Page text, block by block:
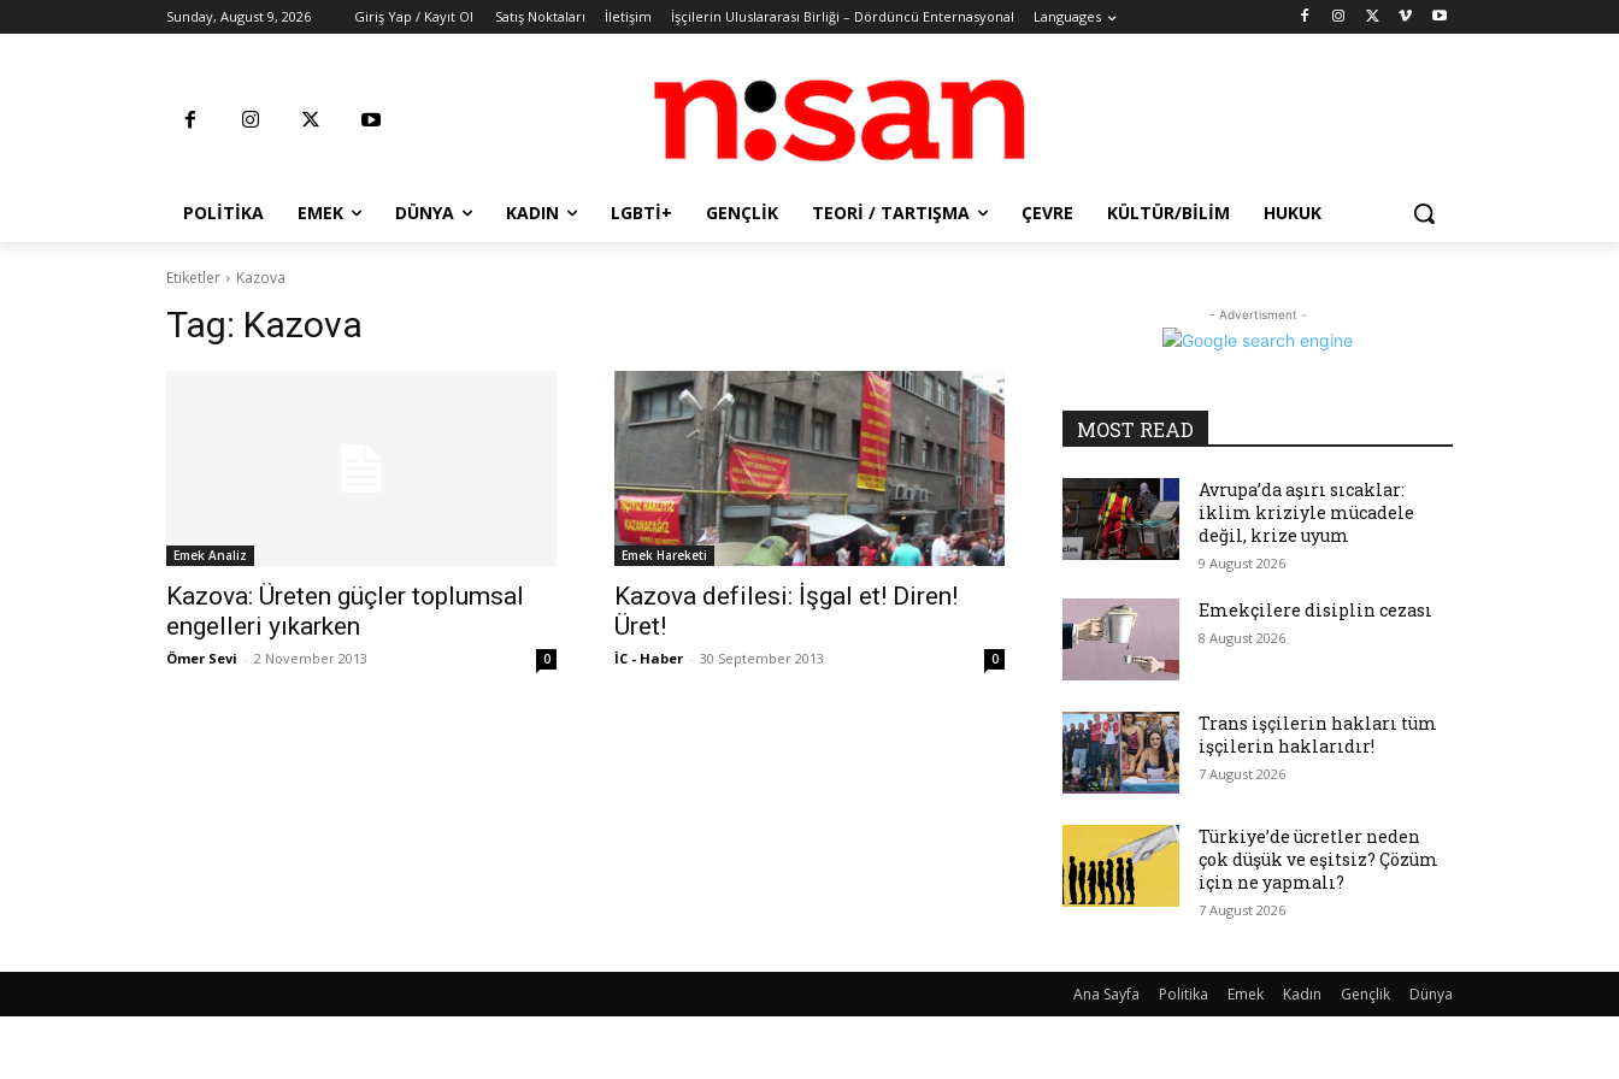
Sunday, August 9, 2026 Giriş Yap / Kayıt Ol Satış Noktaları İletişim İşçilerin Uluslararası Birliği – Dördüncü Enternasyonal Languages
POLITIKA EMEK DÜNYA KADIN LGBTİ+ GENÇLIK TEORI / TARTIŞMA ÇEVRE KÜLTÜR/BILIM HUKUK
Etiketler Kazova
Tag: Kazova
Emek Analiz
Kazova: Üreten güçler toplumsal
engelleri yıkarken
Ömer Sevi - 2 November 2013 0
Emek Hareketi
Kazova defilesi: İşgal et! Diren!
Üret!
İC - Haber - 30 September 2013 0
- Advertisment -
MOST READ
Avrupa’da aşırı sıcaklar:
iklim kriziyle mücadele
değil, krize uyum
9 August 2026
Emekçilere disiplin cezası
8 August 2026
Trans işçilerin hakları tüm
işçilerin haklarıdır!
7 August 2026
Türkiye’de ücretler neden
çok düşük ve eşitsiz? Çözüm
için ne yapmalı?
7 August 2026
Ana Sayfa Politika Emek Kadın Gençlik Dünya